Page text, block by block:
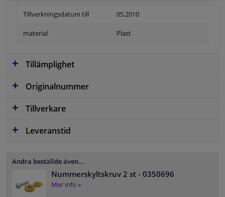
Tillverkningsdatum till 05.2010
material Plast
Tillämplighet
Originalnummer
Tillverkare
Leveranstid
Andra beställde även…
Nummerskyltskruv 2 st - 0350696
Mer info »